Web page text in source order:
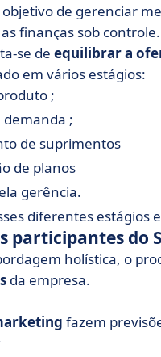
objetivo de gerenciar
finanças sob controle.
se de equilibrar a
em vários estágios:
;
demanda ;
de suprimentos
de planos
gerência.
diferentes estágios
participantes do
holística, o
da empresa.
fazem